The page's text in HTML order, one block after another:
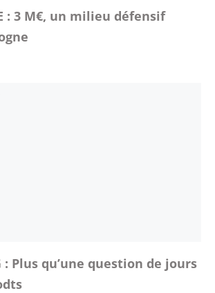
: 3 M€, un milieu défensif
: Plus qu’une question de jours